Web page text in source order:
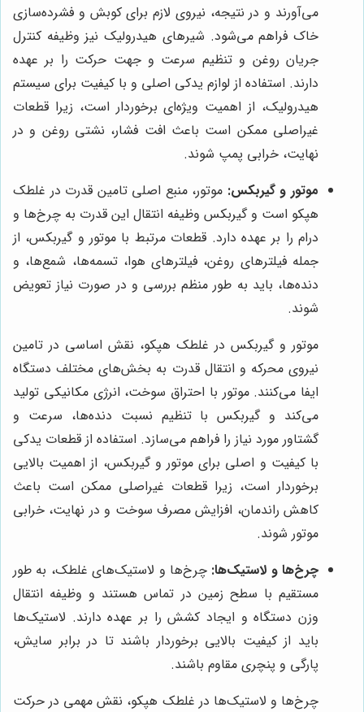
می‌آورند و در نتیجه، نیروی لازم برای کوبش و فشرده‌سازی
خاک فراهم می‌شود. شیرهای هیدرولیک نیز وظیفه کنترل
جریان روغن و تنظیم سرعت و جهت حرکت را بر عهده
دارند. استفاده از لوازم یدکی اصلی و با کیفیت برای سیستم
هیدرولیک، از اهمیت ویژه‌ای برخوردار است، زیرا قطعات
غیراصلی ممکن است باعث افت فشار، نشتی روغن و در
نهایت، خرابی پمپ شوند.
موتور و گیربکس: موتور، منبع اصلی تامین قدرت در غلطک
هپکو است و گیربکس وظیفه انتقال این قدرت به چرخ‌ها و
درام را بر عهده دارد. قطعات مرتبط با موتور و گیربکس، از
جمله فیلترهای روغن، فیلترهای هوا، تسمه‌ها، شمع‌ها، و
دنده‌ها، باید به طور منظم بررسی و در صورت نیاز تعویض
شوند.
موتور و گیربکس در غلطک هپکو، نقش اساسی در تامین
نیروی محرکه و انتقال قدرت به بخش‌های مختلف دستگاه
ایفا می‌کنند. موتور با احتراق سوخت، انرژی مکانیکی تولید
می‌کند و گیربکس با تنظیم نسبت دنده‌ها، سرعت و
گشتاور مورد نیاز را فراهم می‌سازد. استفاده از قطعات یدکی
با کیفیت و اصلی برای موتور و گیربکس، از اهمیت بالایی
برخوردار است، زیرا قطعات غیراصلی ممکن است باعث
کاهش راندمان، افزایش مصرف سوخت و در نهایت، خرابی
موتور شوند.
چرخ‌ها و لاستیک‌ها: چرخ‌ها و لاستیک‌های غلطک، به طور
مستقیم با سطح زمین در تماس هستند و وظیفه انتقال
وزن دستگاه و ایجاد کشش را بر عهده دارند. لاستیک‌ها
باید از کیفیت بالایی برخوردار باشند تا در برابر سایش،
پارگی و پنچری مقاوم باشند.
چرخ‌ها و لاستیک‌ها در غلطک هپکو، نقش مهمی در حرکت